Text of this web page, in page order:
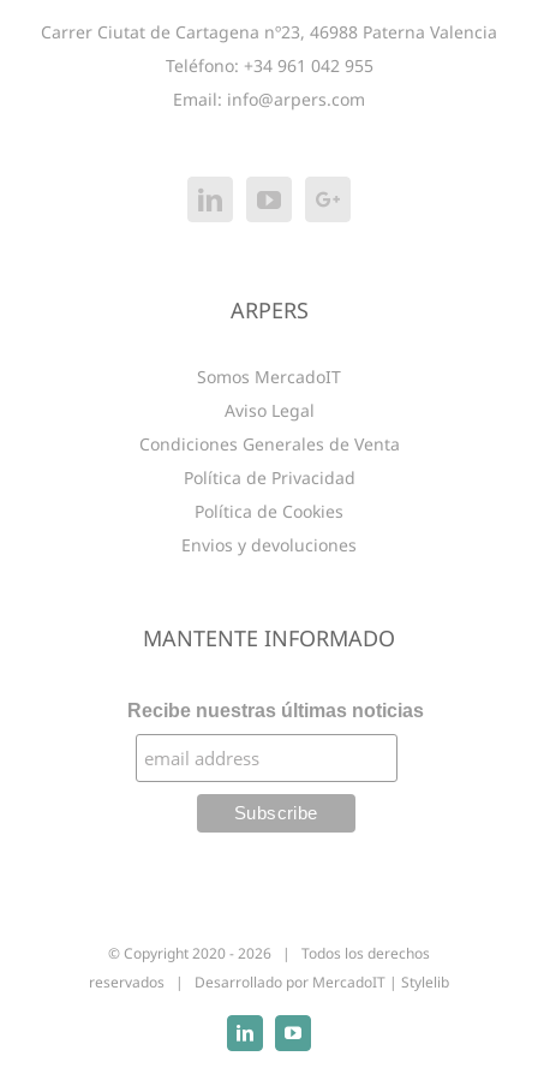
Carrer Ciutat de Cartagena nº23, 46988 Paterna Valencia
Teléfono: +34 961 042 955
Email: info@arpers.com
ARPERS
Somos MercadoIT
Aviso Legal
Condiciones Generales de Venta
Política de Privacidad
Política de Cookies
Envios y devoluciones
MANTENTE INFORMADO
Recibe nuestras últimas noticias
© Copyright 2020 -2026 | Todos los derechos
reservados | Desarrollado por MercadoIT | Stylelib
LinkedinYouTube